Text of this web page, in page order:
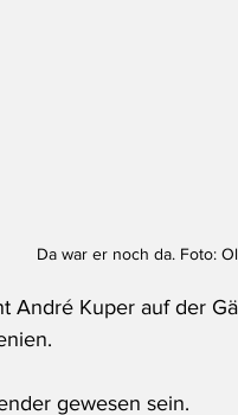
Da war er noch da. Foto:
André Kuper auf der
gewesen sein.